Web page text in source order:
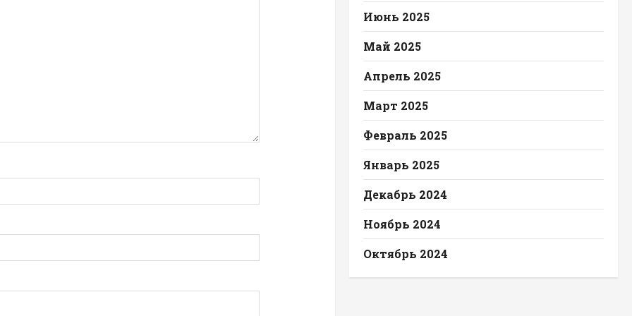
Июнь 2025
Май 2025
Апрель 2025
Март 2025
Февраль 2025
Январь 2025
Декабрь 2024
Ноябрь 2024
Октябрь 2024